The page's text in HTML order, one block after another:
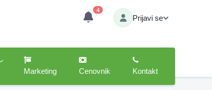
4
Prijavi se
Marketing
Cenovnik Kontakt